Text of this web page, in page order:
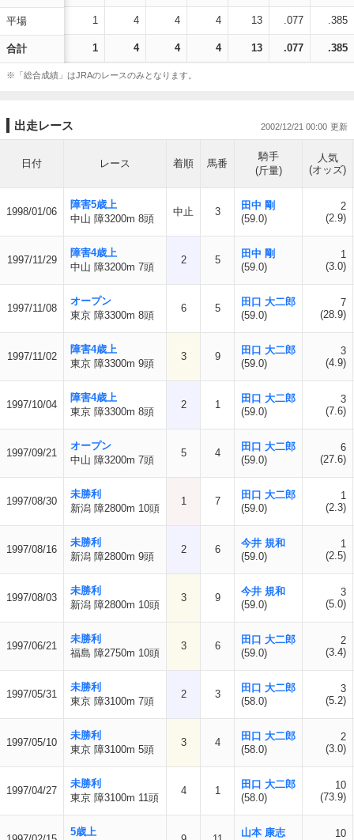
平場
合計
1 4 4 4 13 .077 .385
1 4 4 4 13 .077 .385
※「総合成績」はJRAのレースのみとなります。
出走レース 2002/12/21 00:00
日付 レース 着順 馬番
騎手
(斤量)
人気
(オッズ)
1998/01/06
障害5歳上
中山 障3200m 8頭
中止 3
田中 剛
(59.0)
2
(2.9)
1997/11/29
障害4歳上
中山 障3200m 7頭
2 5
田中 剛
(59.0)
1
(3.0)
1997/11/08
オープン
東京 障3300m 8頭
6 5
田口 大二郎
(59.0)
7
(28.9)
1997/11/02
障害4歳上
東京 障3300m 9頭
3 9
田口 大二郎
(59.0)
3
(4.9)
1997/10/04
障害4歳上
東京 障3300m 8頭
2 1
田口 大二郎
(59.0)
3
(7.6)
1997/09/21
オープン
中山 障3200m 7頭
5 4
田口 大二郎
(59.0)
6
(27.6)
1997/08/30
未勝利
新潟 障2800m 10頭
1 7
田口 大二郎
(59.0)
1
(2.3)
1997/08/16
未勝利
新潟 障2800m 9頭
2 6
今井 規和
(59.0)
1
(2.5)
1997/08/03
未勝利
新潟 障2800m 10頭
3 9
今井 規和
(59.0)
3
(5.0)
1997/06/21
未勝利
福島 障2750m 10頭
3 6
田口 大二郎
(59.0)
2
(3.4)
1997/05/31
未勝利
東京 障3100m 7頭
2 3
田口 大二郎
(58.0)
3
(5.2)
1997/05/10
未勝利
東京 障3100m 5頭
3 4
田口 大二郎
(58.0)
2
(3.0)
1997/04/27
未勝利
東京 障3100m 11頭
4 1
田口 大二郎
(58.0)
10
(73.9)
5歳上 山本 康志
10